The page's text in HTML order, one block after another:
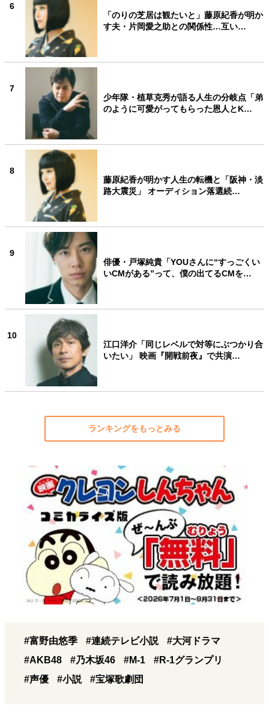
6
「のりの芝居は観たいと」藤原紀香が明か
す夫・片岡愛之助との関係性…互い…
7
少年隊・植草克秀が語る人生の分岐点「弟
のように可愛がってもらった恩人とK…
8
藤原紀香が明かす人生の転機と「阪神・淡
路大震災」 オーディション落選続…
9
俳優・戸塚純貴「YOUさんに“すっごくい
いCMがある”って、僕の出てるCMを…
10
江口洋介「同じレベルで対等にぶつかり合
いたい」 映画『開戦前夜』で共演…
ランキングをもっとみる
#富野由悠季 #連続テレビ小説
#大河ドラマ
#AKB48
#乃木坂46 #M-1
#R-1グランプリ
#声優
#小説 #宝塚歌劇団